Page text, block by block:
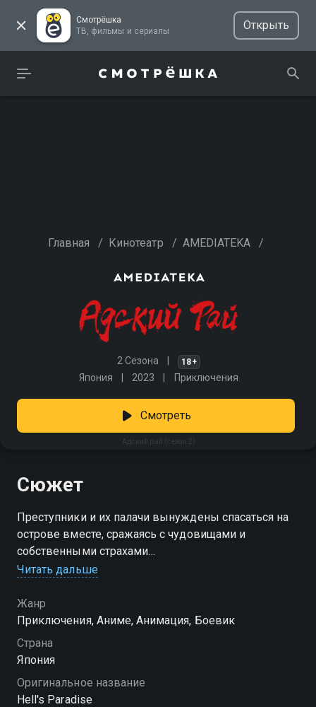
Смотрёшка
ТВ, фильмы и сериалы
Открыть
Главная / Кинотеатр / AMEDIATEKA /
2 Сезона 18+
Япония 2023 Приключения
Адский рай (сезон 2)
Смотреть
Сюжет
Преступники и их палачи вынуждены спасаться на
острове вместе, сражаясь с чудовищами и
собственными страхами
можете совершенно бесплатно в хорошем HD
качестве на Смотрёшке
Читать дальше
Жанр
Приключения, Аниме, Анимация, Боевик
Страна
Япония
Оригинальное название
Hell's Paradise